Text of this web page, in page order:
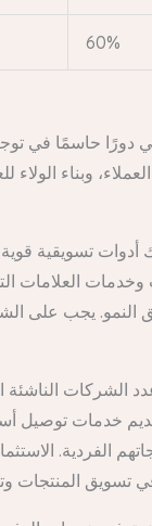
60%
دورًا حاسمًا في
وبناء
تسويقية قوية،
وخدمات العلامات
الشركات
خدمات توصيل
الفردية.